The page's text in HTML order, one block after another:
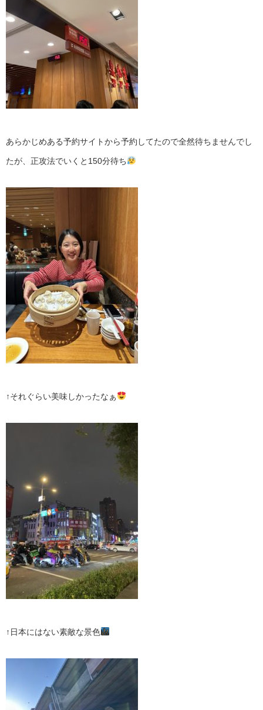
あらかじめある予約サイトから予約してたので全然待ちませんでし
たが、正攻法でいくと150分待ち
↑それぐらい美味しかったなぁ
↑日本にはない素敵な景色